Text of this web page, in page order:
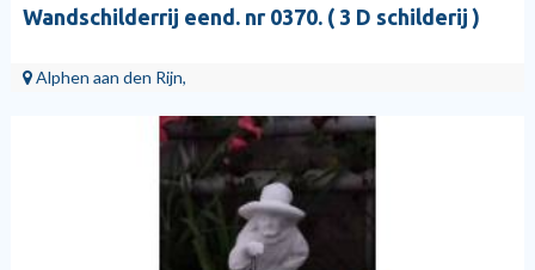
Wandschilderrij eend. nr 0370. ( 3 D schilderij )
Alphen aan den Rijn,